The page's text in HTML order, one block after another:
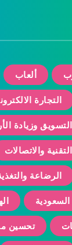
ألعاب
التجارة
التسويق وزيادة
التقنية والاتصالات
الرضاعة
السعودية
تحسين